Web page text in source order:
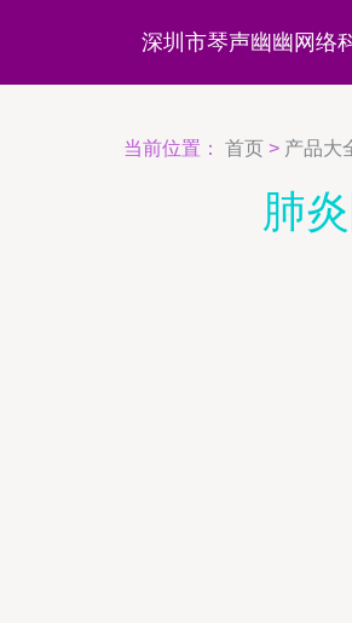
深圳市琴声幽幽网络
当前位置： 首页 > 产品大
肺